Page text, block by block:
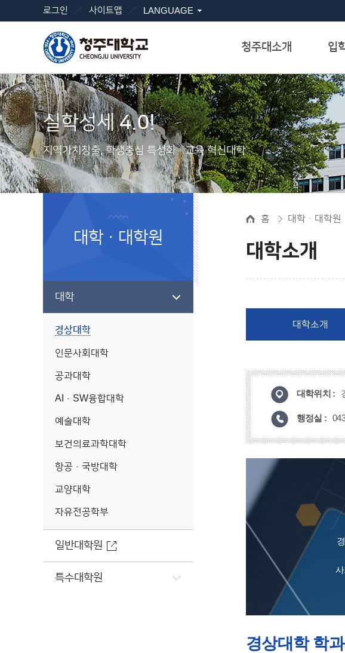
로그인 사이트맵 LANGUAGE
청주대소개 입
실학성세4.0!
지역가치창출, 학생중심 특성화ㆍ교육 혁신대학
대학ㆍ대학원
대학
경상대학
인문사회대학
공과대학
AI·SW융합대학
예술대학
보건의료과학대학
항공·국방대학
교양대학
자유전공학부
일반대학원
특수대학원
홈 대학ㆍ대학원
대학소개
대학소개
대학위치 :
행정실 :
경상대학 학